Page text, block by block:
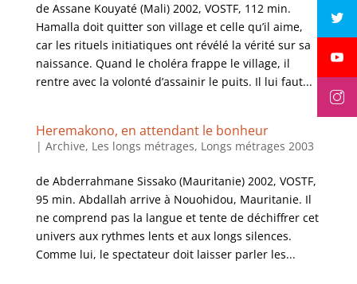
de Assane Kouyaté (Mali) 2002, VOSTF, 112 min.
Hamalla doit quitter son village et celle qu’il aime,
car les rituels initiatiques ont révélé la vérité sur sa
naissance. Quand le choléra frappe le village, il
rentre avec la volonté d’assainir le puits. Il lui faut...
Heremakono, en attendant le bonheur
| Archive, Les longs métrages, Longs métrages 2003
de Abderrahmane Sissako (Mauritanie) 2002, VOSTF,
95 min. Abdallah arrive à Nouohidou, Mauritanie. Il
ne comprend pas la langue et tente de déchiffrer cet
univers aux rythmes lents et aux longs silences.
Comme lui, le spectateur doit laisser parler les...